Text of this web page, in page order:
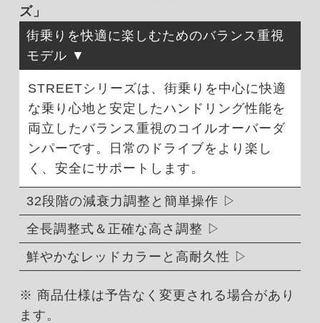
ズ」
街乗りを快適に楽しむためのバランス重視
モデル
STREETシリーズは、街乗りを中心に快適
な乗り心地と安定したハンドリング性能を
両立したバランス重視のコイルオーバーダ
ンパーです。日常のドライブをより楽し
く、安全にサポートします。
32段階の減衰力調整と簡単操作
全長調整式＆正確な高さ調整
鮮やかなレッドカラーと高耐久性
※ 商品仕様は予告なく変更される場合があり
ます。